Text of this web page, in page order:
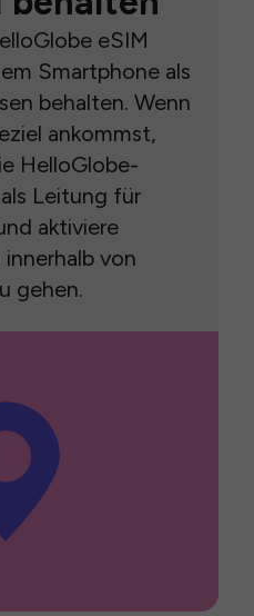
eSIM
Smartphone als
behalten. Wenn
ankommst,
HelloGlobe-
Leitung für
aktiviere
von
gehen.